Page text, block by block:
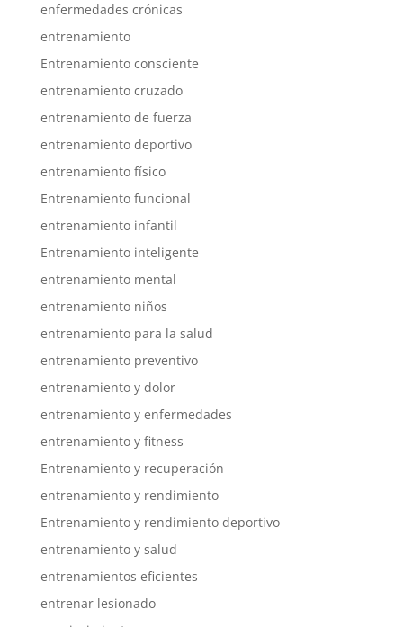
enfermedades crónicas
entrenamiento
Entrenamiento consciente
entrenamiento cruzado
entrenamiento de fuerza
entrenamiento deportivo
entrenamiento físico
Entrenamiento funcional
entrenamiento infantil
Entrenamiento inteligente
entrenamiento mental
entrenamiento niños
entrenamiento para la salud
entrenamiento preventivo
entrenamiento y dolor
entrenamiento y enfermedades
entrenamiento y fitness
Entrenamiento y recuperación
entrenamiento y rendimiento
Entrenamiento y rendimiento deportivo
entrenamiento y salud
entrenamientos eficientes
entrenar lesionado